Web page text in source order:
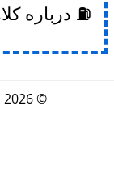
⛽ درباره
© 2026